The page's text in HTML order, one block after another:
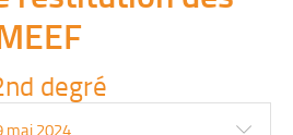
degré
mai 2024